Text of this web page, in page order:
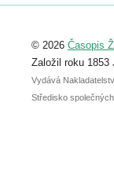
Registrovat se
abstraktu
posteru je už
© 2026 Časopis
Založil roku 1853
Vydává
Středisko